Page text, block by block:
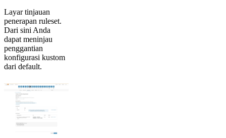
Layar tinjauan
penerapan ruleset.
Dari sini Anda
dapat meninjau
penggantian
konfigurasi kustom
dari default.